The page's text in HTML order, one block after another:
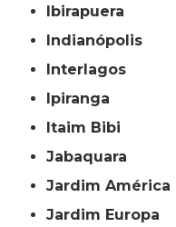
Ibirapuera
Indianópolis
Interlagos
Ipiranga
Itaim Bibi
Jabaquara
Jardim América
Jardim Europa